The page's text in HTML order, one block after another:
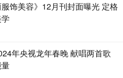
行各业的普通人找寻“自己的
用行动向自己的热爱
发起人，在抖音站内发起#无
挑战赛中附有定制专属贴纸道
饰美容》12月刊封面曝光 定格
年央视龙年春晚 献唱两首歌